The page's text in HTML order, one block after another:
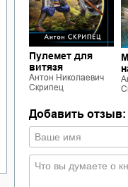
Пулемет для
витязя
Антон Николаевич
Скрипец
Добавить отзыв: